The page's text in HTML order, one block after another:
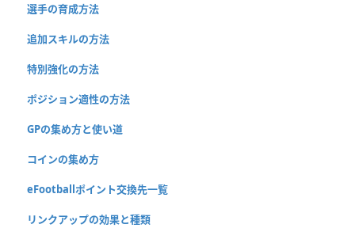
選手の育成方法
追加スキルの方法
特別強化の方法
ポジション適性の方法
GPの集め方と使い道
コインの集め方
eFootballポイント交換先一覧
リンクアップの効果と種類